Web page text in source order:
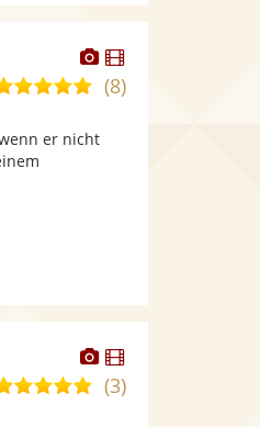
Dieser
Künstler
stellt
Dieser
Künstler
5,0
5
(8)
er nicht
Dieser
Künstler
stellt
Dieser
Künstler
5,0(3)